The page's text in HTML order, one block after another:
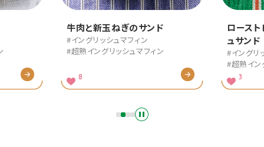
ローストビーフのチーズフォンデ
ュサンド
#イングリッシュマフィン
3
かぼち
ド
#イング
#超熟イ
9